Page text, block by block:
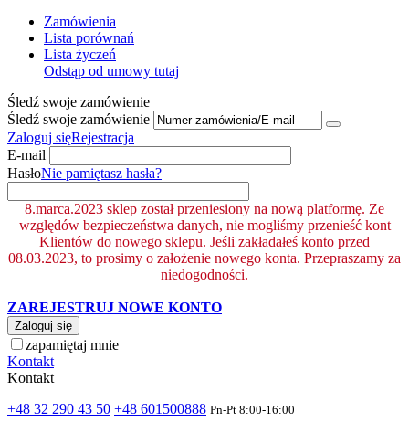
Zamówienia
Lista porównań
Lista życzeń
Odstąp od umowy tutaj
Śledź swoje zamówienie
Śledź swoje zamówienie
Zaloguj sięRejestracja
E-mail
HasłoNie pamiętasz hasła?
8.marca.2023 sklep został przeniesiony na nową platformę. Ze
względów bezpieczeństwa danych, nie mogliśmy przenieść kont
Klientów do nowego sklepu. Jeśli zakładałeś konto przed
08.03.2023, to prosimy o założenie nowego konta. Przepraszamy za
niedogodności.
ZAREJESTRUJ NOWE KONTO
Zaloguj się
zapamiętaj mnie
Kontakt
Kontakt
+48 32 290 43 50 +48 601500888 Pn-Pt 8:00-16:00